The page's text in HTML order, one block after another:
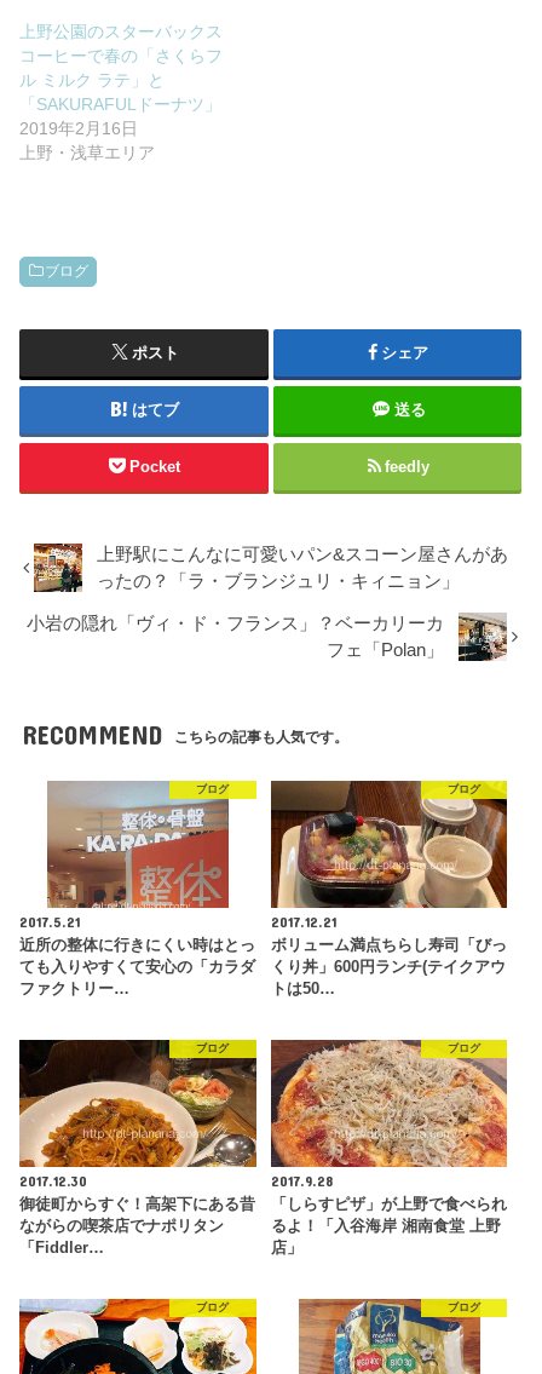
上野公園のスターバックス
コーヒーで春の「さくらフ
ル ミルク ラテ」と
「SAKURAFULドーナツ」
2019年2月16日
上野・浅草エリア
ブログ
ポスト シェア
はてブ 送る
Pocket feedly
上野駅にこんなに可愛いパン&スコーン屋さんがあ
ったの？「ラ・ブランジュリ・キィニョン」
小岩の隠れ「ヴィ・ド・フランス」？ベーカリーカ
フェ「Polan」
RECOMMEND こちらの記事も人気です。
ブログ
2017.5.21
近所の整体に行きにくい時はとっ
ても入りやすくて安心の「カラダ
ファクトリー…
ブログ
2017.12.21
ボリューム満点ちらし寿司「びっ
くり丼」600円ランチ(テイクアウ
トは50…
ブログ
2017.12.30
御徒町からすぐ！高架下にある昔
ながらの喫茶店でナポリタン
「Fiddler…
ブログ
2017.9.28
「しらすピザ」が上野で食べられ
るよ！「入谷海岸 湘南食堂 上野
店」
ブログ ブログ